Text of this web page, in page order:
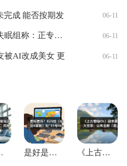
完成 能否按期发 06-11
先别等《蜘蛛侠3》！失眠组称：正专注打造 06-11
被AI改成美女 更 06-11
号”风格 是好是坏？IGN给《仙剑4重制》贴"33 《上古卷轴OL》迎来重大变革：公布全新「